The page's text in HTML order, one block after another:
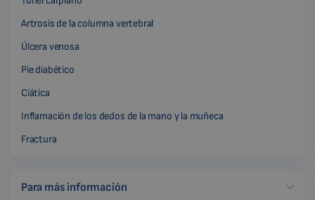
Artrosis de la columna vertebral
Úlcera venosa
Pie diabético
Ciática
Inflamación de los dedos de la mano y la muñeca
Fractura
Para más información